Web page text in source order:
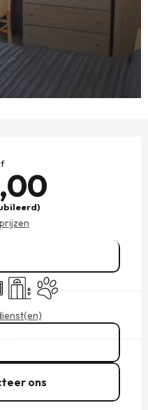
Lift Dieren toegelaten
ons